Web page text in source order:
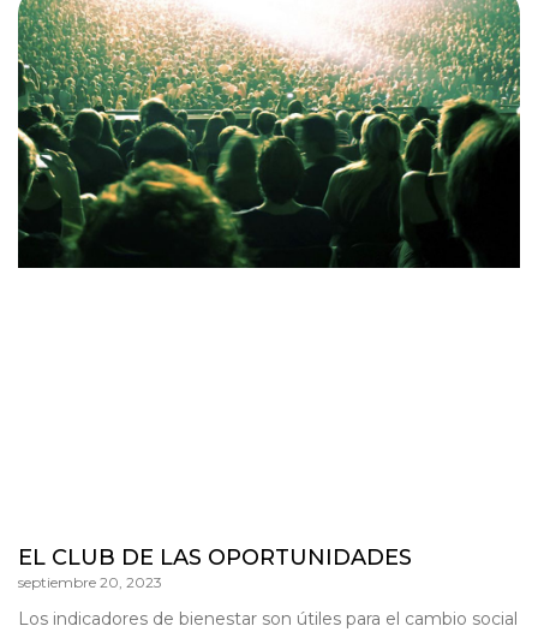
EL CLUB DE LAS OPORTUNIDADES
septiembre 20, 2023
Los indicadores de bienestar son útiles para el cambio social